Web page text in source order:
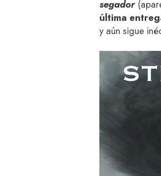
segador
última
y aún sigue